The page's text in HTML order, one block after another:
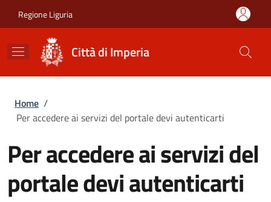
Regione Liguria
Città di Imperia
Briciole di pane
Home /
Per accedere ai servizi del portale devi autenticarti
Per accedere ai servizi del
portale devi autenticarti